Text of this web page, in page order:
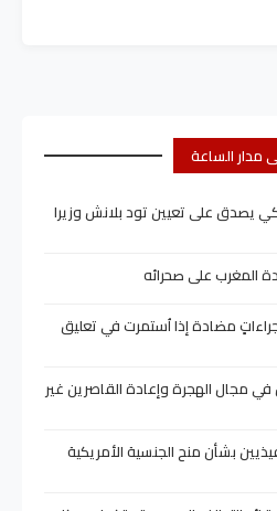
مدار الساعة
يصدق على تعيين تود بلانش وزيرا
المغرب على صحرائه
مضادة إذا اُستمرت في تعليق
في مجال الهجرة وإعادة القاصرين غير
بشأن منح الجنسية الأمريكية